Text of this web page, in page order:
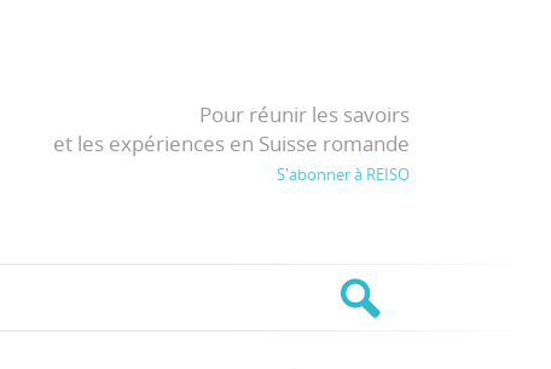
Pour réunir les savoirs
et les expériences en Suisse romande
S'abonner à REISO